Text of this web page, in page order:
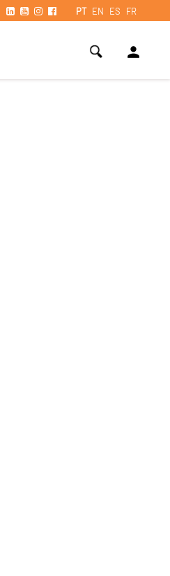
PT EN ES FR
person